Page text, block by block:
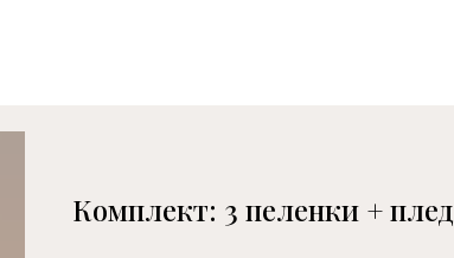
Комплект: 3 пеленки + плед